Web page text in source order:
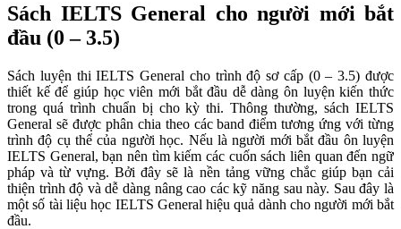
Sách IELTS General cho người mới bắt
đầu (0 – 3.5)
Sách luyện thi IELTS General cho trình độ sơ cấp (0 – 3.5) được
thiết kế để giúp học viên mới bắt đầu dễ dàng ôn luyện kiến thức
trong quá trình chuẩn bị cho kỳ thi. Thông thường, sách IELTS
General sẽ được phân chia theo các band điểm tương ứng với từng
trình độ cụ thể của người học. Nếu là người mới bắt đầu ôn luyện
IELTS General, bạn nên tìm kiếm các cuốn sách liên quan đến ngữ
pháp và từ vựng. Bởi đây sẽ là nền tảng vững chắc giúp bạn cải
thiện trình độ và dễ dàng nâng cao các kỹ năng sau này. Sau đây là
một số tài liệu học IELTS General hiệu quả dành cho người mới bắt
đầu.